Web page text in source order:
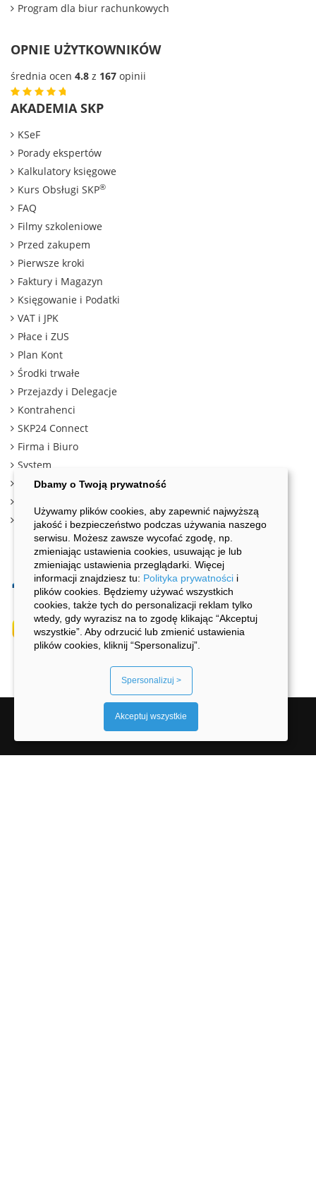
Program dla biur rachunkowych
OPNIE UŻYTKOWNIKÓW
średnia ocen 4.8 z 167 opinii
AKADEMIA SKP
KSeF
Porady ekspertów
Kalkulatory księgowe
Kurs Obsługi SKP®
FAQ
Filmy szkoleniowe
Przed zakupem
Pierwsze kroki
Faktury i Magazyn
Księgowanie i Podatki
VAT i JPK
Płace i ZUS
Plan Kont
Środki trwałe
Przejazdy i Delegacje
Kontrahenci
SKP24 Connect
Firma i Biuro
System
Moje konto
Kalkulator podatkowy 2025
2026 © Wszystkie prawa zastrzeżone.
Dbamy o Twoją prywatność
Używamy plików cookies, aby zapewnić najwyższą
jakość i bezpieczeństwo podczas używania naszego
serwisu. Możesz zawsze wycofać zgodę, np.
zmieniając ustawienia cookies, usuwając je lub
zmieniając ustawienia przeglądarki. Więcej
informacji znajdziesz tu: Polityka prywatności i
plików cookies. Będziemy używać wszystkich
cookies, także tych do personalizacji reklam tylko
wtedy, gdy wyrazisz na to zgodę klikając “Akceptuj
wszystkie”. Aby odrzucić lub zmienić ustawienia
plików cookies, kliknij “Spersonalizuj”.
Spersonalizuj >
Akceptuj wszystkie